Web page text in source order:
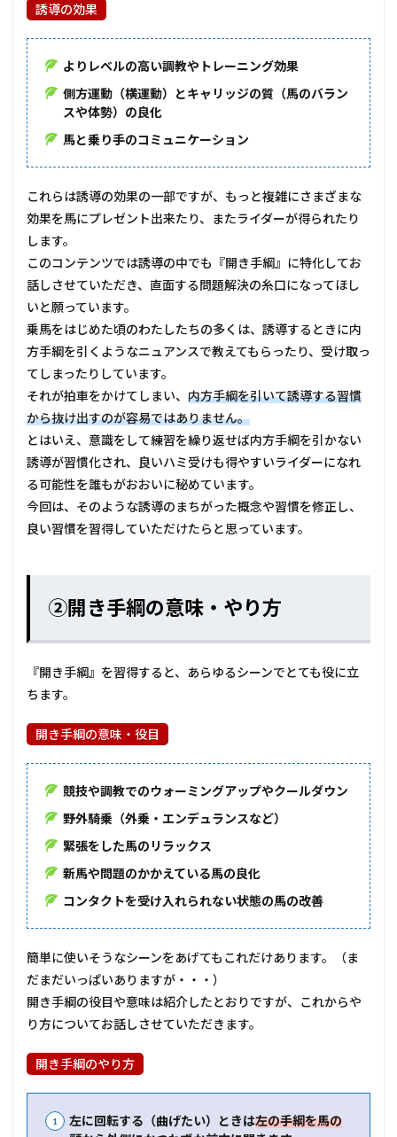
誘導の効果
よりレベルの高い調教やトレーニング効果
側方運動（横運動）とキャリッジの質（馬のバラン
スや体勢）の良化
馬と乗り手のコミュニケーション
これらは誘導の効果の一部ですが、もっと複雑にさまざまな
効果を馬にプレゼント出来たり、またライダーが得られたり
します。
このコンテンツでは誘導の中でも『開き手綱』に特化してお
話しさせていただき、直面する問題解決の糸口になってほし
いと願っています。
乗馬をはじめた頃のわたしたちの多くは、誘導するときに内
方手綱を引くようなニュアンスで教えてもらったり、受け取っ
てしまったりしています。
それが拍車をかけてしまい、 内方手綱を引いて誘導する習慣
から抜け出すのが容易ではありません。
とはいえ、意識をして練習を繰り返せば内方手綱を引かない
誘導が習慣化され、良いハミ受けも得やすいライダーになれ
る可能性を誰もがおおいに秘めています。
今回は、そのような誘導のまちがった概念や習慣を修正し、
良い習慣を習得していただけたらと思っています。
②開き手綱の意味・やり方
『開き手綱』を習得すると、あらゆるシーンでとても役に立
ちます。
開き手綱の意味・役目
競技や調教でのウォーミングアップやクールダウン
野外騎乗（外乗・エンデュランスなど）
緊張をした馬のリラックス
新馬や問題のかかえている馬の良化
コンタクトを受け入れられない状態の馬の改善
簡単に使いそうなシーンをあげてもこれだけあります。（ま
だまだいっぱいありますが・・・）
開き手綱の役目や意味は紹介したとおりですが、これからや
り方についてお話しさせていただきます。
開き手綱のやり方
左に回転する（曲げたい）ときは左の手綱を馬の